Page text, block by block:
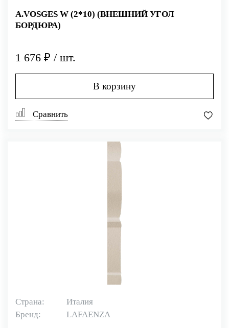
A.VOSGES W (2*10) (ВНЕШНИЙ УГОЛ
БОРДЮРА)
1 676 ₽ / шт.
В корзину
Сравнить
Страна:
Италия
Бренд:
LAFAENZA